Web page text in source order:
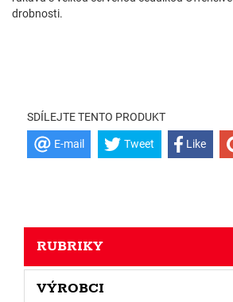
drobnosti.
SDÍLEJTE TENTO PRODUKT
E-mail Tweet Like
RUBRIKY
VÝROBCI